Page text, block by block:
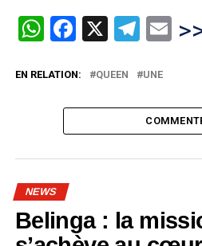
WhatsApp
Facebook
X
EN RELATION: QUEEN UNE
NEWS
Belinga : la